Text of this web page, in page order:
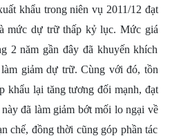
khẩu trong niên vụ 2011/12 đạt
mức dự trữ thấp kỷ lục. Mức giá
2 năm gần đây đã khuyến khích
giảm dự trữ. Cùng với đó, tồn
khẩu lại tăng tương đối mạnh, đạt
đã làm giảm bớt mối lo ngại về
chế, đồng thời cũng góp phần tác